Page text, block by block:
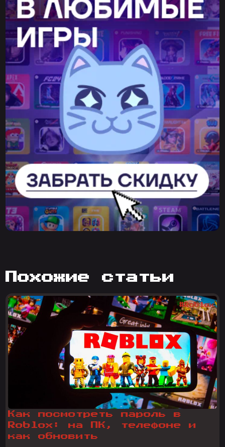
похожие статьи
Как посмотреть пароль в
Roblox: на ПК, телефоне и
как обновить
#Roblox